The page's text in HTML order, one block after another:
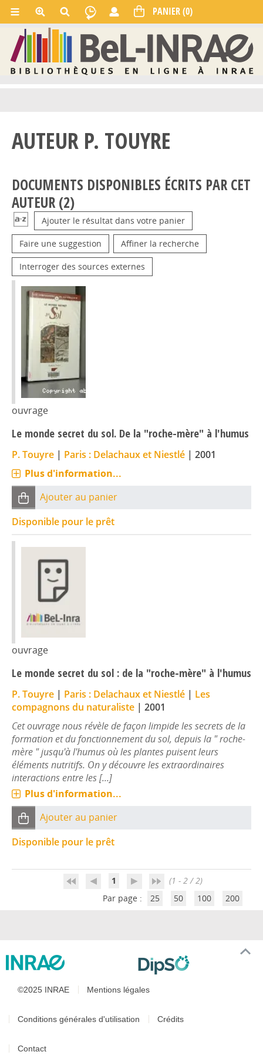
AUTEUR P. TOUYRE
DOCUMENTS DISPONIBLES ÉCRITS PAR CET
AUTEUR (2)
Ajouter le résultat dans votre panier
Faire une suggestion Affiner la recherche
Interroger des sources externes
ouvrage
Le monde secret du sol. De la "roche-mère" à l'humus
P. Touyre | Paris : Delachaux et Niestlé | 2001
Plus d'information...
Ajouter au panier
Disponible pour le prêt
ouvrage
Le monde secret du sol : de la "roche-mère" à l'humus
P. Touyre | Paris : Delachaux et Niestlé | Les
compagnons du naturaliste | 2001
Cet ouvrage nous révèle de façon limpide les secrets de la
formation et du fonctionnement du sol, depuis la " roche-
mère " jusqu'à l'humus où les plantes puisent leurs
éléments nutritifs. On y découvre les extraordinaires
interactions entre les [...]
Plus d'information...
Ajouter au panier
Disponible pour le prêt
1
(1 - 2 / 2)
Par page :
25 50 100 200
©2025 INRAE Mentions légales
Conditions générales d'utilisation Crédits
Contact